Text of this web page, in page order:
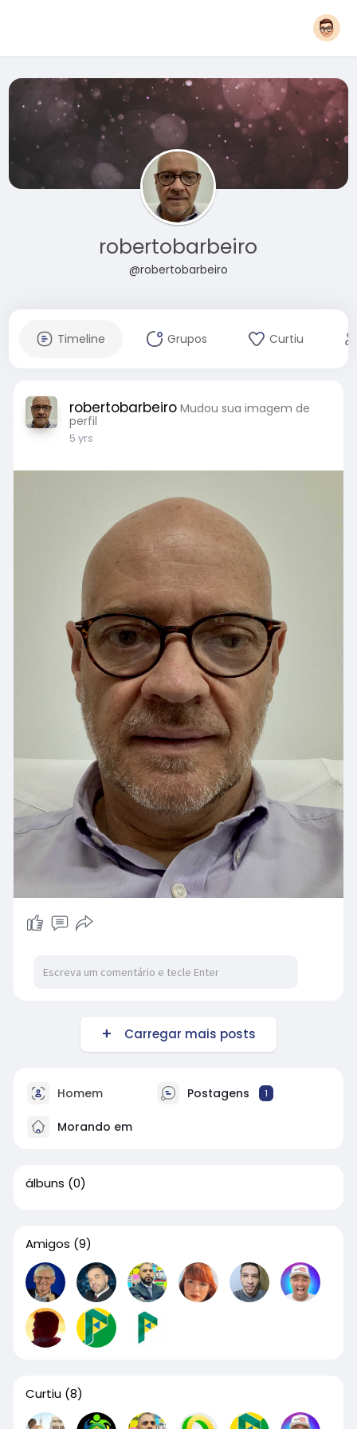
robertobarbeiro
@robertobarbeiro
Timeline Grupos Curtiu
robertobarbeiro Mudou sua imagem de
perfil
5 yrs
Carregar mais posts
Homem Postagens 1
Morando em
álbuns (0)
Amigos (9)
Curtiu (8)